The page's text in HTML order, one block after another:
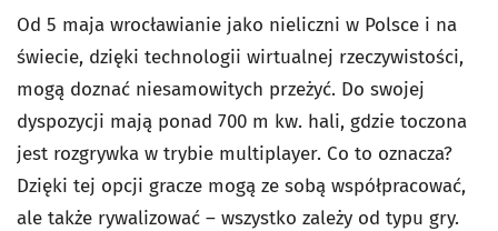
Od 5 maja wrocławianie jako nieliczni w Polsce i na
świecie, dzięki technologii wirtualnej rzeczywistości,
mogą doznać niesamowitych przeżyć. Do swojej
dyspozycji mają ponad 700 m kw. hali, gdzie toczona
jest rozgrywka w trybie multiplayer. Co to oznacza?
Dzięki tej opcji gracze mogą ze sobą współpracować,
ale także rywalizować – wszystko zależy od typu gry.